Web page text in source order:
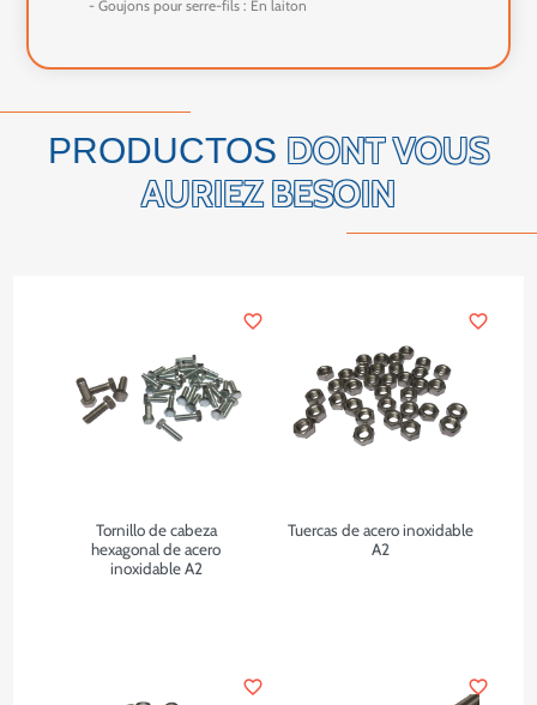
- Goujons pour serre-fils : En laiton
PRODUCTOS DONT VOUS
AURIEZ BESOIN
Tornillo de cabeza
hexagonal de acero
inoxidable A2
favorite_border
Tuercas de acero inoxidable
A2
favorite_border
favorite_border favorite_border